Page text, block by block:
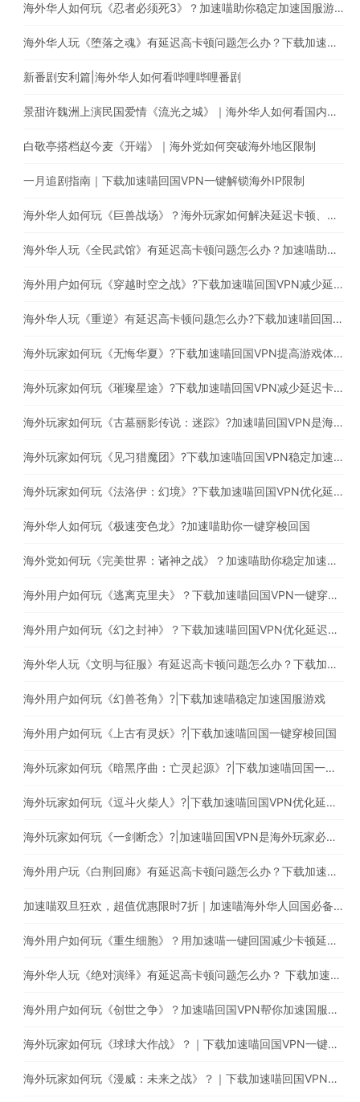
海外华人如何玩《忍者必须死3》？加速喵助你稳定加速国服游戏
海外华人玩《堕落之魂》有延迟高卡顿问题怎么办？下载加速喵一键穿梭回国
新番剧安利篇|海外华人如何看哔哩哔哩番剧
景甜许魏洲上演民国爱情《流光之城》｜海外华人如何看国内电视剧
白敬亭搭档赵今麦《开端》｜海外党如何突破海外地区限制
一月追剧指南｜下载加速喵回国VPN一键解锁海外IP限制
海外华人如何玩《巨兽战场》？海外玩家如何解决延迟卡顿、丢包等问题
海外华人玩《全民武馆》有延迟高卡顿问题怎么办？加速喵助你一键穿梭回国
海外用户如何玩《穿越时空之战》?下载加速喵回国VPN减少延迟卡顿问题
海外华人玩《重逆》有延迟高卡顿问题怎么办?下载加速喵回国VPN提高游戏体验
海外玩家如何玩《无悔华夏》?下载加速喵回国VPN提高游戏体验
海外玩家如何玩《璀璨星途》?下载加速喵回国VPN减少延迟卡顿问题
海外玩家如何玩《古墓丽影传说：迷踪》?加速喵回国VPN是海外玩家必备的回国加速器
海外玩家如何玩《见习猎魔团》?下载加速喵回国VPN稳定加速国服游戏
海外玩家如何玩《法洛伊：幻境》?下载加速喵回国VPN优化延迟高卡顿问题
海外华人如何玩《极速变色龙》?加速喵助你一键穿梭回国
海外党如何玩《完美世界：诸神之战》？加速喵助你稳定加速国服游戏
海外用户如何玩《逃离克里夫》？下载加速喵回国VPN一键穿梭回国
海外用户如何玩《幻之封神》？下载加速喵回国VPN优化延迟高卡顿问题
海外华人玩《文明与征服》有延迟高卡顿问题怎么办？下载加速喵回国一键穿梭回国
海外用户如何玩《幻兽苍角》?|下载加速喵稳定加速国服游戏
海外用户如何玩《上古有灵妖》?|下载加速喵回国一键穿梭回国
海外玩家如何玩《暗黑序曲：亡灵起源》?|下载加速喵回国一键穿梭回国
海外玩家如何玩《逗斗火柴人》?|下载加速喵回国VPN优化延迟高卡顿问题
海外玩家如何玩《一剑断念》?|加速喵回国VPN是海外玩家必备的回国加速器
海外用户玩《白荆回廊》有延迟高卡顿问题怎么办？下载加速喵稳定加速国服游戏
加速喵双旦狂欢，超值优惠限时7折｜加速喵海外华人回国必备加速器，一键穿梭回国
海外用户如何玩《重生细胞》？用加速喵一键回国减少卡顿延迟等问题
海外华人玩《绝对演绎》有延迟高卡顿问题怎么办？ 下载加速喵回国VPN提升游戏体验
海外用户如何玩《创世之争》？加速喵回国VPN帮你加速国服游戏
海外玩家如何玩《球球大作战》？｜下载加速喵回国VPN一键加速回国提高游戏体验
海外玩家如何玩《漫威：未来之战》？｜下载加速喵回国VPN减少卡顿延迟问题